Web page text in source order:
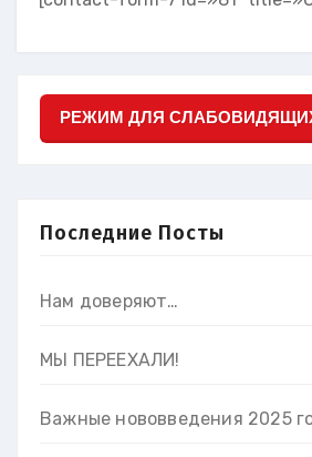
РЕЖИМ ДЛЯ
Последние Посты
Нам доверяют…
МЫ ПЕРЕЕХАЛИ!
Важные нововведения 2025